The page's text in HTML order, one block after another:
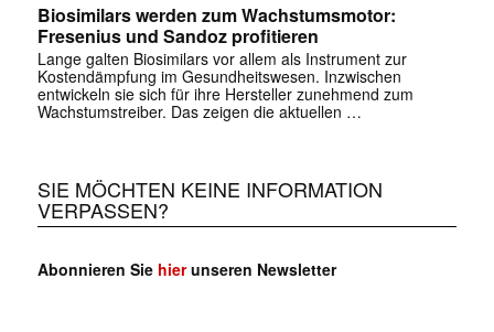
Biosimilars werden zum Wachstumsmotor:
Fresenius und Sandoz profitieren
Lange galten Biosimilars vor allem als Instrument zur
Kostendämpfung im Gesundheitswesen. Inzwischen
entwickeln sie sich für ihre Hersteller zunehmend zum
Wachstumstreiber. Das zeigen die aktuellen …
SIE MÖCHTEN KEINE INFORMATION
VERPASSEN?
Abonnieren Sie hierunseren Newsletter